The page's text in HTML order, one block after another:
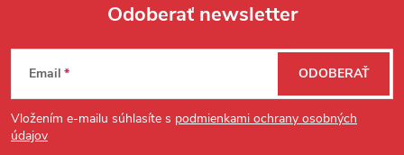
Zápätie
Odoberať newsletter
Email
Vložením e-mailu súhlasíte s podmienkami ochrany osobných
údajov
ODOBERAŤ